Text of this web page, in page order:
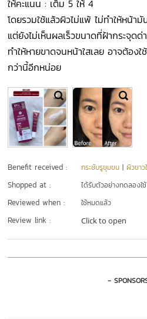
ให้คะแนน : เต็ม 5 ให้ 4
โดยรวมใช้แล้วผิวไม่แพ้ ไม่ทำให้หน้า
แต่ยังไม่เห็นผลเร็วขนาดที่ฝ้ากระจุดด่
ทำให้หายขาดจนหน้าใสเลย อาจต้อ
กว่านี้อีกหน่อย
Benefit received : กระชับรูขุมขน |ผิวขาว
Shopped at : ได้รับตัวอย่างทดลองใช้
Reviewed when : ใช้หมดแล้ว
Review link : Click to open
-